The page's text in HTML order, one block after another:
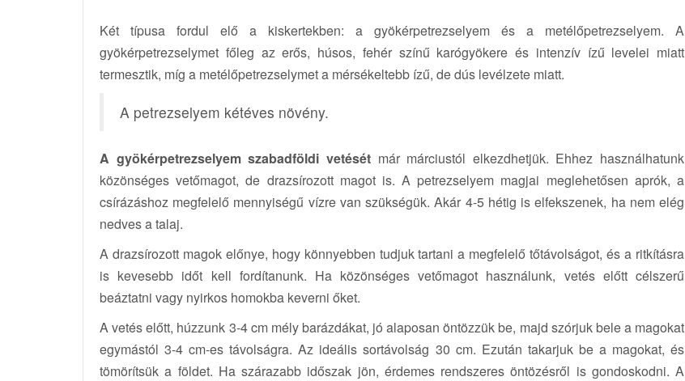
Két típusa fordul elő a kiskertekben: a gyökérpetrezselyem és a metélőpetrezselyem. A
gyökérpetrezselymet főleg az erős, húsos, fehér színű karógyökere és intenzív ízű levelei miatt
termesztik, míg a metélőpetrezselymet a mérsékeltebb ízű, de dús levélzete miatt.
A petrezselyem kétéves növény.
A gyökérpetrezselyem szabadföldi vetésétmár márciustól elkezdhetjük. Ehhez használhatunk
közönséges vetőmagot, de drazsírozott magot is. A petrezselyem magjai meglehetősen aprók, a
csírázáshoz megfelelő mennyiségű vízre van szükségük. Akár 4-5 hétig is elfekszenek, ha nem elég
nedves a talaj.
A drazsírozott magok előnye, hogy könnyebben tudjuk tartani a megfelelő tőtávolságot, és a ritkításra
is kevesebb időt kell fordítanunk. Ha közönséges vetőmagot használunk, vetés előtt célszerű
beáztatni vagy nyirkos homokba keverni őket.
A vetés előtt, húzzunk 3-4 cm mély barázdákat, jó alaposan öntözzük be, majd szórjuk bele a magokat
egymástól 3-4 cm-es távolságra. Az ideális sortávolság 30 cm. Ezután takarjuk be a magokat, és
tömörítsük a földet. Ha szárazabb időszak jön, érdemes rendszeres öntözésről is gondoskodni. A